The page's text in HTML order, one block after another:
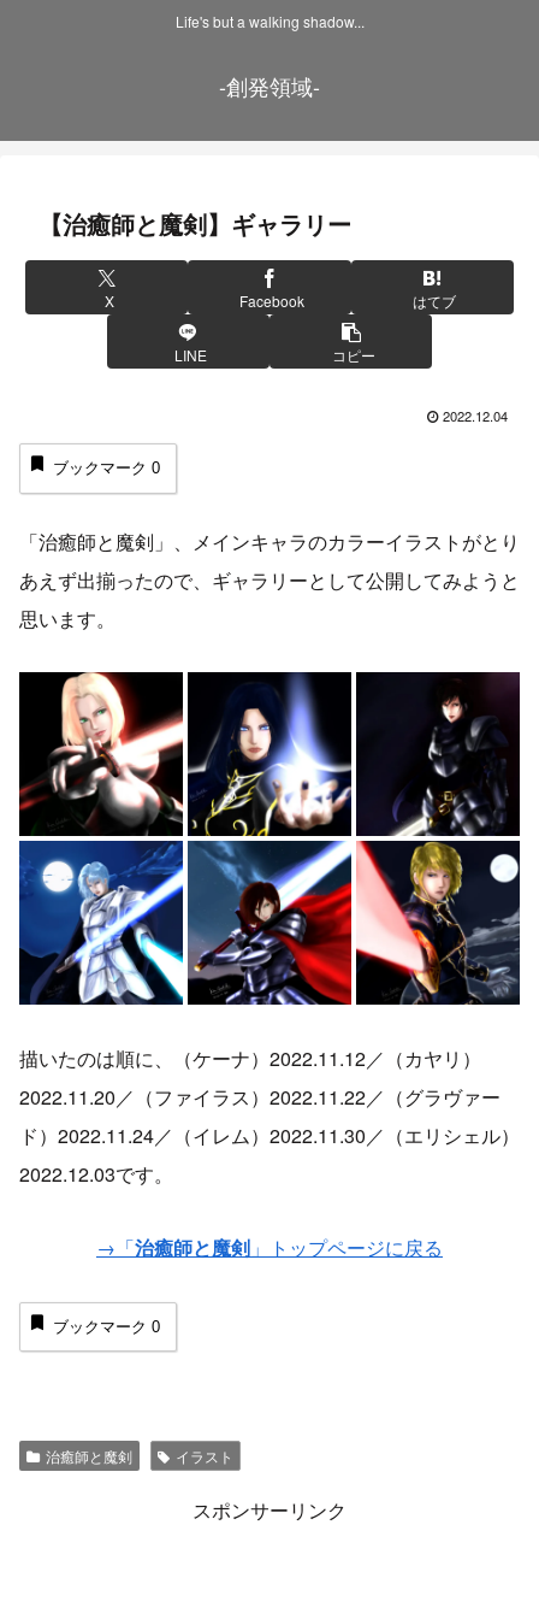
Life's but a walking shadow...
-創発領域-
【治癒師と魔剣】ギャラリー
X Facebook はてブ
LINE コピー
2022.12.04
ブックマーク 0
「治癒師と魔剣」、メインキャラのカラーイラストがとり
あえず出揃ったので、ギャラリーとして公開してみようと
思います。
描いたのは順に、（ケーナ）2022.11.12／（カヤリ）
2022.11.20／（ファイラス）2022.11.22／（グラヴァー
ド）2022.11.24／（イレム）2022.11.30／（エリシェル）
2022.12.03です。
→「治癒師と魔剣 」トップページに戻る
ブックマーク 0
治癒師と魔剣 イラスト
スポンサーリンク